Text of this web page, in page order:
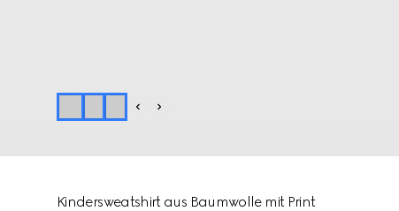
Kindersweatshirt aus Baumwolle mit Print